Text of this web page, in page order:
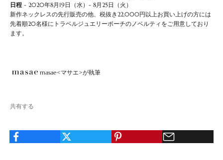
日程 - 2020年8月19日（水）- 8月25日（火）
新作ネックレスの先行販売の他、税抜き22,000円以上お買い上げの方には
先着順20名様にトラベルジュエリーポーチのノベルティをご用意しており
ます。
masae<マサエ>が執筆
共有する